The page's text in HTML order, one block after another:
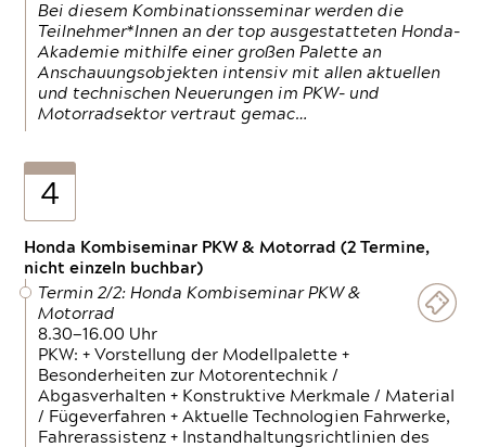
Bei diesem Kombinationsseminar werden die
Teilnehmer*Innen an der top ausgestatteten Honda-
Akademie mithilfe einer großen Palette an
Anschauungsobjekten intensiv mit allen aktuellen
und technischen Neuerungen im PKW- und
Motorradsektor vertraut gemac…
4
Honda Kombiseminar PKW & Motorrad (2 Termine,
nicht einzeln buchbar)
Termin 2/2: Honda Kombiseminar PKW &
Motorrad
8.30—16.00 Uhr
PKW: + Vorstellung der Modellpalette +
Besonderheiten zur Motorentechnik /
Abgasverhalten + Konstruktive Merkmale / Material
/ Fügeverfahren + Aktuelle Technologien Fahrwerke,
Fahrerassistenz + Instandhaltungsrichtlinien des